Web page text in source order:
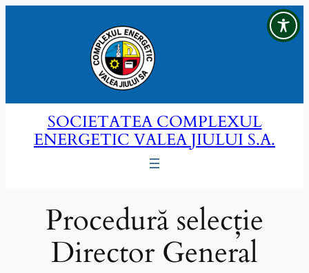
SOCIETATEA COMPLEXUL
ENERGETIC VALEA JIULUI S.A.
Procedură selecție
Director General